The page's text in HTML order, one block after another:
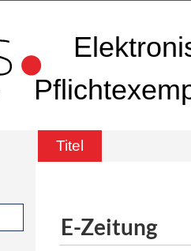
Titel
E-Zeitung